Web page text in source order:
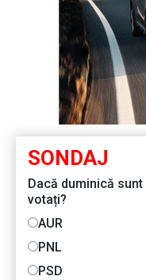
SONDAJ
Dacă duminică
votați?
AUR
PNL
PSD